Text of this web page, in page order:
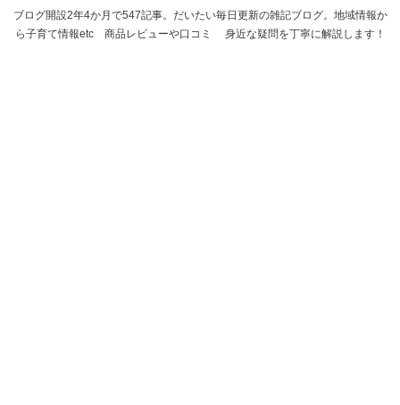
ブログ開設2年4か月で547記事。だいたい毎日更新の雑記ブログ。地域情報か
ら子育て情報etc 商品レビューや口コミ 身近な疑問を丁寧に解説します！